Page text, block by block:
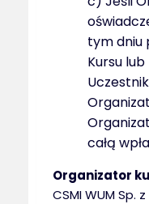
tym dniu
Kursu
całą
Organizator
CSMI WUM Sp.